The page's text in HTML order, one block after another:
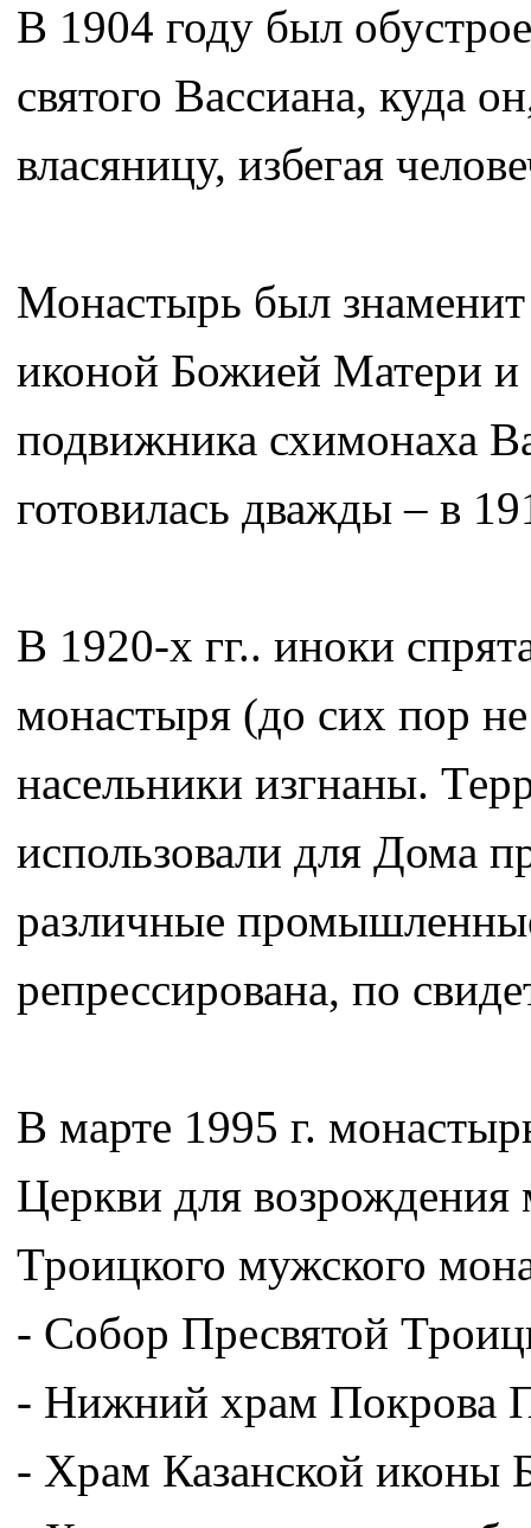
В 1904 году был
святого Вассиана, куда
власяницу, избегая
Монастырь был
иконой Божией Матери и
подвижника схимонаха
готовилась дважды – в
В 1920-х гг.. иноки
монастыря (до сих пор
насельники изгнаны.
использовали для Дома
различные
репрессирована, по
В марте 1995 г.
Церкви для
Троицкого мужского
- Собор Пресвятой
- Нижний храм Покрова
- Храм Казанской иконы